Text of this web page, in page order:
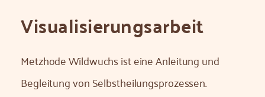
Visualisierungs­arbeit
Metzhode Wildwuchs ist eine Anleitung und
Begleitung von Selbstheilungsprozessen.